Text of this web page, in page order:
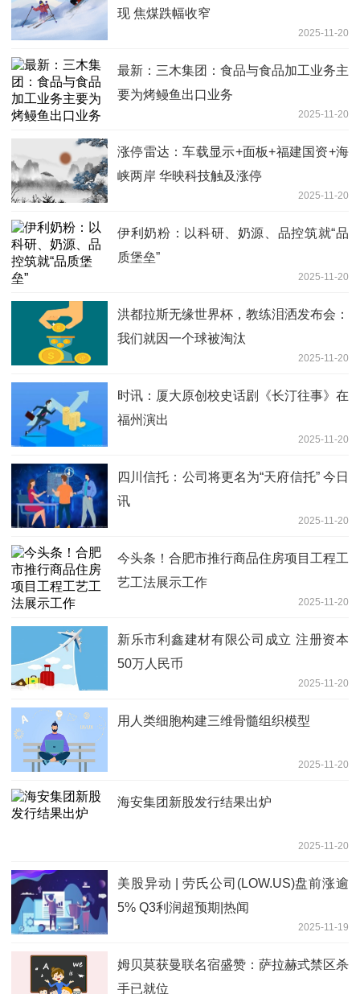
现 焦煤跌幅收窄
2025-11-20
最新：三木集团：食品与食品加工业务主
要为烤鳗鱼出口业务
2025-11-20
涨停雷达：车载显示+面板+福建国资+海
峡两岸 华映科技触及涨停
2025-11-20
伊利奶粉：以科研、奶源、品控筑就“品
质堡垒”
2025-11-20
洪都拉斯无缘世界杯，教练泪洒发布会：
我们就因一个球被淘汰
2025-11-20
时讯：厦大原创校史话剧《长汀往事》在
福州演出
2025-11-20
四川信托：公司将更名为“天府信托” 今日
讯
2025-11-20
今头条！合肥市推行商品住房项目工程工
艺工法展示工作
2025-11-20
新乐市利鑫建材有限公司成立 注册资本
50万人民币
2025-11-20
用人类细胞构建三维骨髓组织模型
2025-11-20
海安集团新股发行结果出炉
2025-11-20
美股异动 | 劳氏公司(LOW.US)盘前涨逾
5% Q3利润超预期|热闻
2025-11-19
姆贝莫获曼联名宿盛赞：萨拉赫式禁区杀
手已就位